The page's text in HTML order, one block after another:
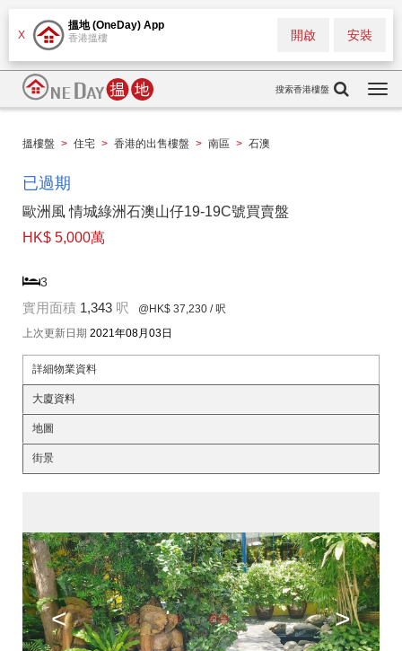
X
搵地 (OneDay) App
香港搵樓 安裝
開啟
搜索香港樓盤
搵樓盤 > 住宅 > 香港的出售樓盤 > 南區 > 石澳
已過期
歐洲風 情城綠洲石澳山仔19-19C號買賣盤
HK$ 5,000萬
3
實用面積 1,343 呎 @HK$ 37,230 / 呎
上次更新日期 2021年08月03日
詳細物業資料
大廈資料
地圖
街景
< >